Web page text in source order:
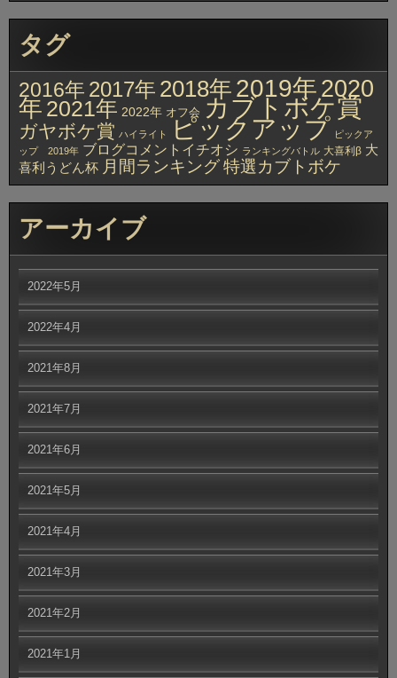
タグ
2016年 2017年 2018年 2019年2020
年 2021年 2022年 オフ会 カブトボケ賞
ガヤボケ賞 ハイライト ピックアップ ピックア
ップ 2019年 ブログコメントイチオシ ランキングバトル 大喜利β 大
喜利うどん杯 月間ランキング特選カブトボケ
アーカイブ
2022年5月
2022年4月
2021年8月
2021年7月
2021年6月
2021年5月
2021年4月
2021年3月
2021年2月
2021年1月